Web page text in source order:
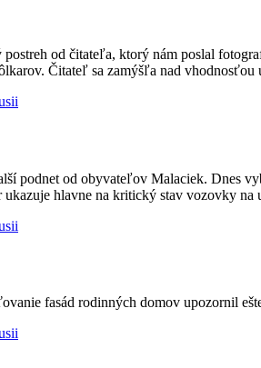
od čitateľa, ktorý nám poslal
Čitateľ sa zamýšľa nad vhodnosťou
podnet od obyvateľov Malaciek. Dnes
ukazuje hlavne na kritický stav vozovky
fasád rodinných domov upozornil